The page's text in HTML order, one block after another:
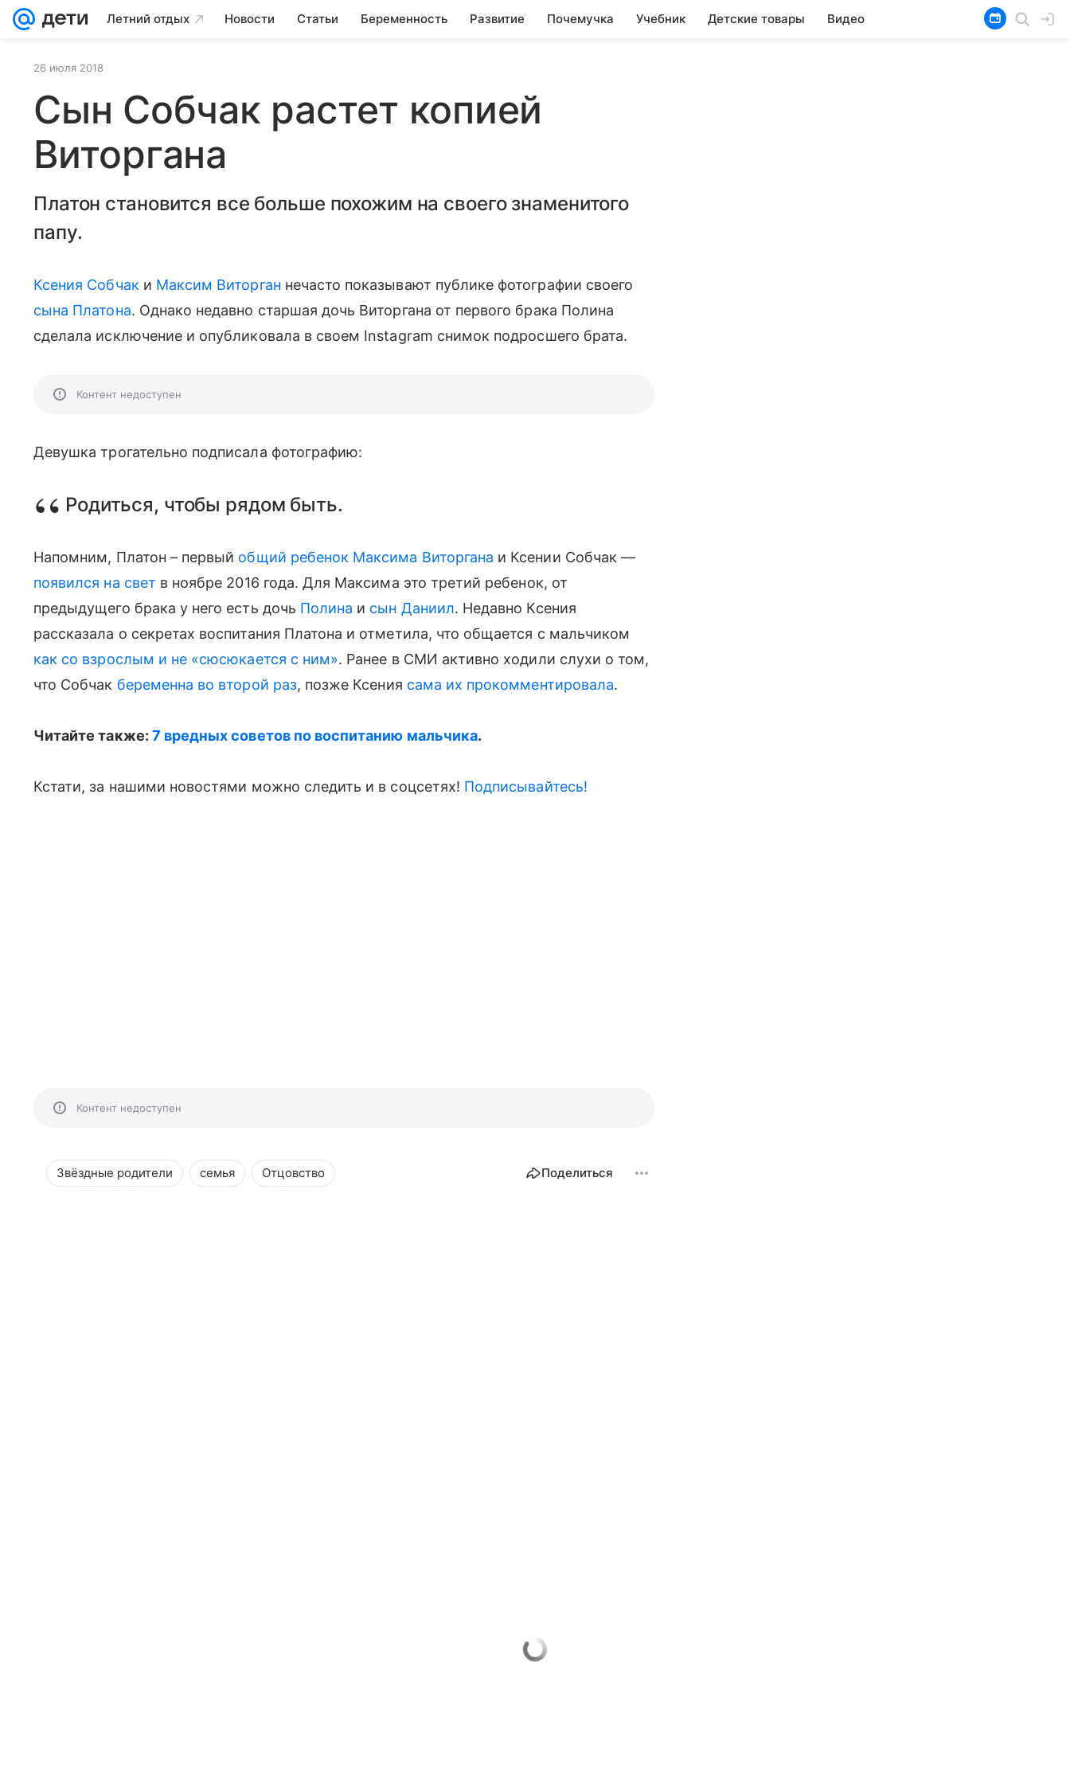
Летний отдых Новости Статьи Беременность Развитие Почемучка Учебник Детские товары Видео
26 июля 2018
Сын Собчак растет копией
Виторгана
Платон становится все больше похожим на своего знаменитого
папу.
Ксения Собчак и Максим Виторган нечасто показывают публике фотографии своего
сына Платона. Однако недавно старшая дочь Виторгана от первого брака Полина
сделала исключение и опубликовала в своем Instagram снимок подросшего брата.
Контент недоступен
Девушка трогательно подписала фотографию:
Родиться, чтобы рядом быть.
Напомним, Платон – первый общий ребенок Максима Виторгана и Ксении Собчак —
появился на свет в ноябре 2016 года. Для Максима это третий ребенок, от
предыдущего брака у него есть дочь Полина и сын Даниил. Недавно Ксения
рассказала о секретах воспитания Платона и отметила, что общается с мальчиком
как со взрослым и не «cюсюкается с ним». Ранее в СМИ активно ходили слухи о том,
что Собчак беременна во второй раз, позже Ксения сама их прокомментировала.
Читайте также: 7 вредных советов по воспитанию мальчика.
Кстати, за нашими новостями можно следить и в соцсетях! Подписывайтесь!
Контент недоступен
Звёздные родители семья Отцовство Поделиться